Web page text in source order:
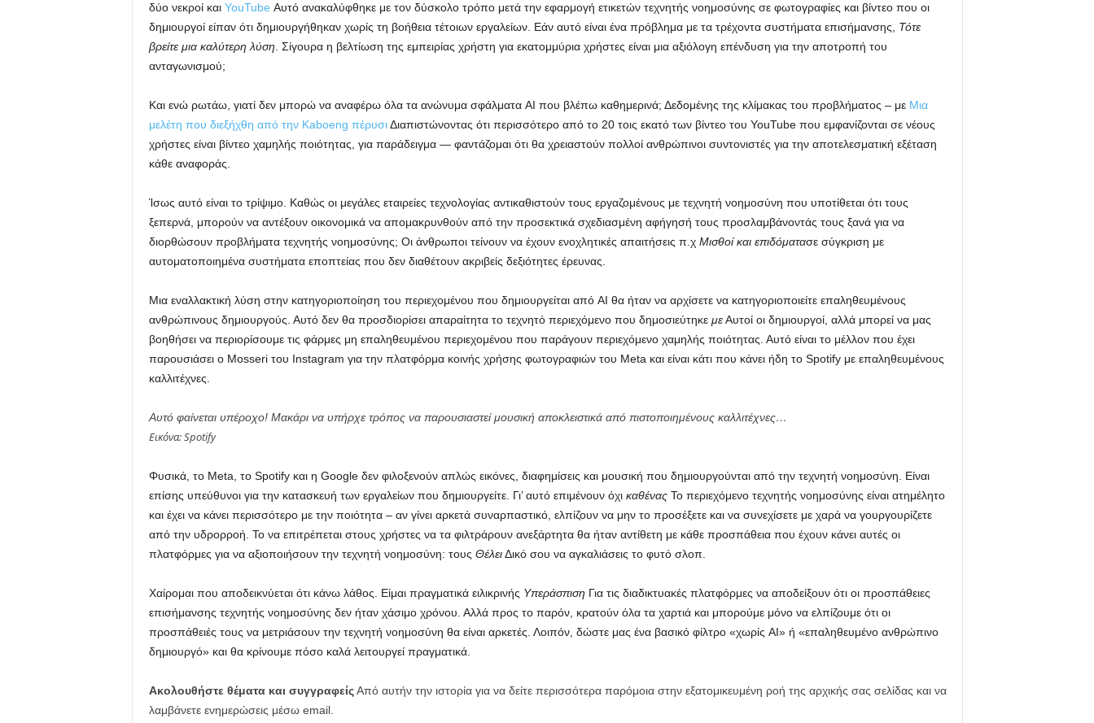
δύο νεκροί και YouTube Αυτό ανακαλύφθηκε με τον δύσκολο τρόπο μετά την εφαρμογή ετικετών τεχνητής νοημοσύνης σε φωτογραφίες και βίντεο που οι
δημιουργοί είπαν ότι δημιουργήθηκαν χωρίς τη βοήθεια τέτοιων εργαλείων. Εάν αυτό είναι ένα πρόβλημα με τα τρέχοντα συστήματα επισήμανσης, Τότε
βρείτε μια καλύτερη λύση . Σίγουρα η βελτίωση της εμπειρίας χρήστη για εκατομμύρια χρήστες είναι μια αξιόλογη επένδυση για την αποτροπή του
ανταγωνισμού;
Και ενώ ρωτάω, γιατί δεν μπορώ να αναφέρω όλα τα ανώνυμα σφάλματα AI που βλέπω καθημερινά; Δεδομένης της κλίμακας του προβλήματος – με Μια
μελέτη που διεξήχθη από την Kaboeng πέρυσιΔιαπιστώνοντας ότι περισσότερο από το 20 τοις εκατό των βίντεο του YouTube που εμφανίζονται σε νέους
χρήστες είναι βίντεο χαμηλής ποιότητας, για παράδειγμα — φαντάζομαι ότι θα χρειαστούν πολλοί ανθρώπινοι συντονιστές για την αποτελεσματική εξέταση
κάθε αναφοράς.
Ίσως αυτό είναι το τρίψιμο. Καθώς οι μεγάλες εταιρείες τεχνολογίας αντικαθιστούν τους εργαζομένους με τεχνητή νοημοσύνη που υποτίθεται ότι τους
ξεπερνά, μπορούν να αντέξουν οικονομικά να απομακρυνθούν από την προσεκτικά σχεδιασμένη αφήγησή τους προσλαμβάνοντάς τους ξανά για να
διορθώσουν προβλήματα τεχνητής νοημοσύνης; Οι άνθρωποι τείνουν να έχουν ενοχλητικές απαιτήσεις π.χ Μισθοί και επιδόματασε σύγκριση με
αυτοματοποιημένα συστήματα εποπτείας που δεν διαθέτουν ακριβείς δεξιότητες έρευνας.
Μια εναλλακτική λύση στην κατηγοριοποίηση του περιεχομένου που δημιουργείται από AI θα ήταν να αρχίσετε να κατηγοριοποιείτε επαληθευμένους
ανθρώπινους δημιουργούς. Αυτό δεν θα προσδιορίσει απαραίτητα το τεχνητό περιεχόμενο που δημοσιεύτηκε μεΑυτοί οι δημιουργοί, αλλά μπορεί να μας
βοηθήσει να περιορίσουμε τις φάρμες μη επαληθευμένου περιεχομένου που παράγουν περιεχόμενο χαμηλής ποιότητας. Αυτό είναι το μέλλον που έχει
παρουσιάσει ο Mosseri του Instagram για την πλατφόρμα κοινής χρήσης φωτογραφιών του Meta και είναι κάτι που κάνει ήδη το Spotify με επαληθευμένους
καλλιτέχνες.
Αυτό φαίνεται υπέροχο! Μακάρι να υπήρχε τρόπος να παρουσιαστεί μουσική αποκλειστικά από πιστοποιημένους καλλιτέχνες…
Εικόνα: Spotify
Φυσικά, το Meta, το Spotify και η Google δεν φιλοξενούν απλώς εικόνες, διαφημίσεις και μουσική που δημιουργούνται από την τεχνητή νοημοσύνη. Είναι
επίσης υπεύθυνοι για την κατασκευή των εργαλείων που δημιουργείτε. Γι’ αυτό επιμένουν όχι καθέναςΤο περιεχόμενο τεχνητής νοημοσύνης είναι ατημέλητο
και έχει να κάνει περισσότερο με την ποιότητα – αν γίνει αρκετά συναρπαστικό, ελπίζουν να μην το προσέξετε και να συνεχίσετε με χαρά να γουργουρίζετε
από την υδρορροή. Το να επιτρέπεται στους χρήστες να τα φιλτράρουν ανεξάρτητα θα ήταν αντίθετη με κάθε προσπάθεια που έχουν κάνει αυτές οι
πλατφόρμες για να αξιοποιήσουν την τεχνητή νοημοσύνη: τους ΘέλειΔικό σου να αγκαλιάσεις το φυτό σλοπ.
Χαίρομαι που αποδεικνύεται ότι κάνω λάθος. Είμαι πραγματικά ειλικρινής Υπεράσπιση Για τις διαδικτυακές πλατφόρμες να αποδείξουν ότι οι προσπάθειες
επισήμανσης τεχνητής νοημοσύνης δεν ήταν χάσιμο χρόνου. Αλλά προς το παρόν, κρατούν όλα τα χαρτιά και μπορούμε μόνο να ελπίζουμε ότι οι
προσπάθειές τους να μετριάσουν την τεχνητή νοημοσύνη θα είναι αρκετές. Λοιπόν, δώστε μας ένα βασικό φίλτρο «χωρίς AI» ή «επαληθευμένο ανθρώπινο
δημιουργό» και θα κρίνουμε πόσο καλά λειτουργεί πραγματικά.
Ακολουθήστε θέματα και συγγραφείςΑπό αυτήν την ιστορία για να δείτε περισσότερα παρόμοια στην εξατομικευμένη ροή της αρχικής σας σελίδας και να
λαμβάνετε ενημερώσεις μέσω email.